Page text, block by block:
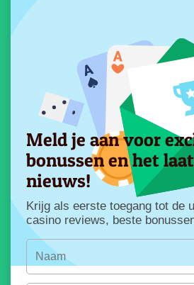
Meld je aan voor
bonussen en het
nieuws!
Krijg als eerste toegang tot de
casino reviews, beste